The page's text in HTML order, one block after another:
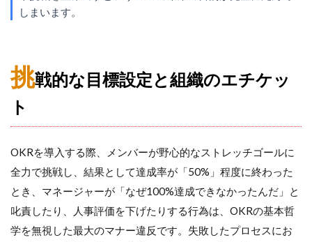
しまいます。
挑戦的な目標設定と組織のエチケッ
ト
OKRを導入する際、メンバーが野心的なストレッチゴールに
全力で挑戦し、結果として達成率が「50%」程度に終わった
とき、マネージャーが「なぜ100%達成できなかったんだ」と
叱責したり、人事評価を下げたりする行為は、OKRの基本哲
学を無視した最大のマナー違反です。失敗したプロセスにお